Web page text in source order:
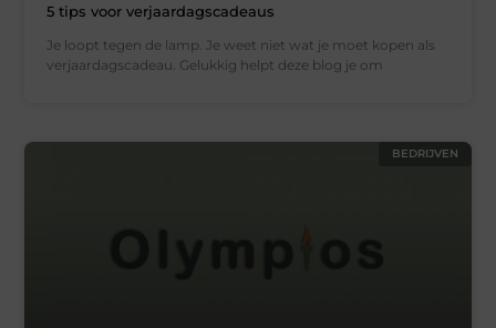
5 tips voor verjaardagscadeaus
Je loopt tegen de lamp. Je weet niet wat je moet kopen als
verjaardagscadeau. Gelukkig helpt deze blog je om
BEDRIJVEN